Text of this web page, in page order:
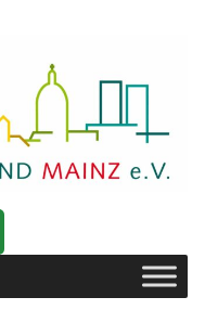
Mainz e. V.